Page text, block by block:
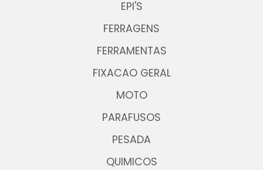
EPI'S
FERRAGENS
FERRAMENTAS
FIXACAO GERAL
MOTO
PARAFUSOS
PESADA
QUIMICOS